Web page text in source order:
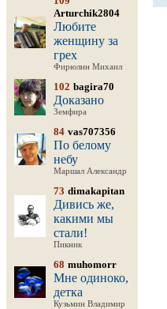
Arturchik2804
Любите
женщину за
грех
Фирюлин Михаил
102 bagira70
Доказано
Земфира
84 vas707356
По белому
небу
Маршал Александр
73 dimakapitan
Дивись же,
какими мы
стали!
Пикник
68 muhomorr
Мне одиноко,
детка
Кузьмин Владимир